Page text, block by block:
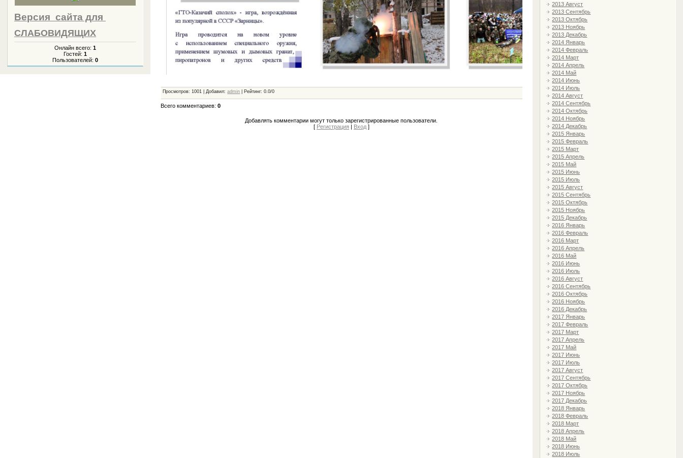
Версия сайта для
СЛАБОВИДЯЩИХ
Онлайн всего: 1
Гостей: 1
Пользователей: 0
2013 Август
2013 Сентябрь
2013 Октябрь
2013 Ноябрь
2013 Декабрь
2014 Январь
2014 Февраль
2014 Март
2014 Апрель
2014 Май
2014 Июнь
2014 Июль
2014 Август
2014 Сентябрь
2014 Октябрь
2014 Ноябрь
2014 Декабрь
2015 Январь
2015 Февраль
2015 Март
2015 Апрель
2015 Май
2015 Июнь
2015 Июль
2015 Август
2015 Сентябрь
2015 Октябрь
2015 Ноябрь
2015 Декабрь
2016 Январь
2016 Февраль
2016 Март
2016 Апрель
2016 Май
2016 Июнь
2016 Июль
2016 Август
2016 Сентябрь
2016 Октябрь
2016 Ноябрь
2016 Декабрь
2017 Январь
2017 Февраль
2017 Март
2017 Апрель
2017 Май
2017 Июнь
2017 Июль
2017 Август
2017 Сентябрь
2017 Октябрь
2017 Ноябрь
2017 Декабрь
2018 Январь
2018 Февраль
2018 Март
2018 Апрель
2018 Май
2018 Июнь
2018 Июль
Просмотров: 1001 Добавил: admin Рейтинг: 0.0/0
Всего комментариев:0
Добавлять комментарии могут только зарегистрированные пользователи.
[ Регистрация | Вход]